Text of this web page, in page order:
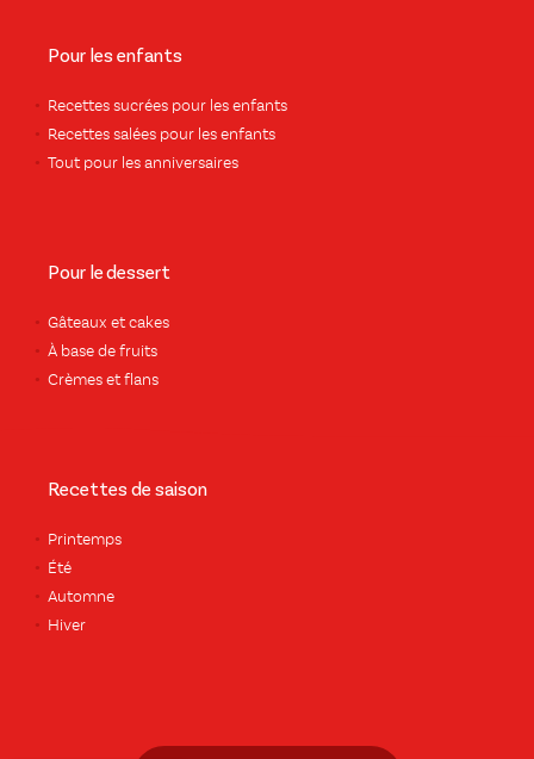
Pour les enfants
Recettes sucrées pour les enfants
Recettes salées pour les enfants
Tout pour les anniversaires
Pour le dessert
Gâteaux et cakes
À base de fruits
Crèmes et flans
Recettes de saison
Printemps
Été
Automne
Hiver